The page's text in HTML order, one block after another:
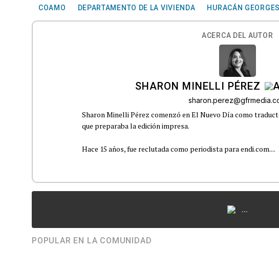
COAMO DEPARTAMENTO DE LA VIVIENDA HURACÁN GEORGES
ACERCA DEL AUTOR
SHARON MINELLI PÉREZ
Sharon Minelli Pérez comenzó en El Nuevo Día como
que preparaba la edición impresa.
Hace 15 años, fue reclutada como periodista para endi.com....
...
POPULAR EN LA COMUNIDAD